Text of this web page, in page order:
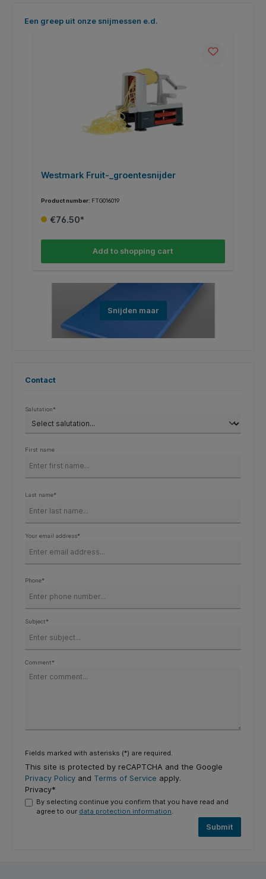
Skip product gallery
Een greep uit onze snijmessen e.d.
Westmark Fruit-_groentesnijder
Product number: FTG016019
€76.50*
Add to shopping cart
Snijden maar
Contact
Salutation*
First name
Last name*
Your email address*
Phone*
Subject*
Comment*
Fields marked with asterisks (*) are required.
This site is protected by reCAPTCHA and the Google
Privacy Policy and Terms of Service apply.
Privacy*
By selecting continue you confirm that you have read and
agree to our data protection information.
Submit